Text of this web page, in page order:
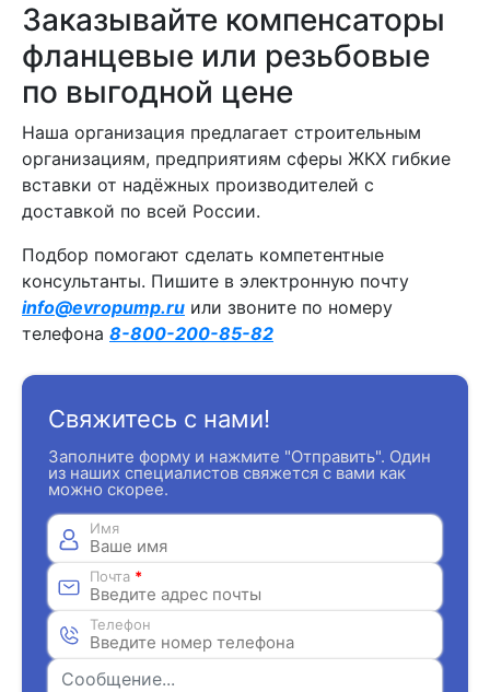
Заказывайте компенсаторы
фланцевые или резьбовые
по выгодной цене
Наша организация предлагает строительным
организациям, предприятиям сферы ЖКХ гибкие
вставки от надёжных производителей с
доставкой по всей России.
Подбор помогают сделать компетентные
консультанты. Пишите в электронную почту
info@evropump.ru или звоните по номеру
телефона 8-800-200-85-82
Свяжитесь с нами!
Заполните форму и нажмите "Отправить". Один
из наших специалистов свяжется с вами как
можно скорее.
Имя
Почта *
Телефон